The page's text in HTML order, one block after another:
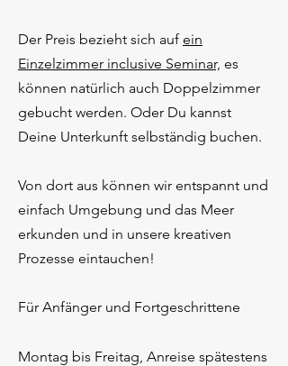
Der Preis bezieht sich auf ein
Einzelzimmer inclusive Seminar, es
können natürlich auch Doppelzimmer
gebucht werden. Oder Du kannst
Deine Unterkunft selbständig buchen.
Von dort aus können wir entspannt und
einfach Umgebung und das Meer
erkunden und in unsere kreativen
Prozesse eintauchen!
Für Anfänger und Fortgeschrittene
Montag bis Freitag, Anreise spätestens